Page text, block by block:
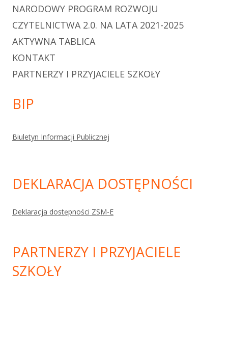
NARODOWY PROGRAM ROZWOJU
CZYTELNICTWA 2.0. NA LATA 2021-2025
AKTYWNA TABLICA
KONTAKT
PARTNERZY I PRZYJACIELE SZKOŁY
BIP
Biuletyn Informacji Publicznej
DEKLARACJA DOSTĘPNOŚCI
Deklaracja dostępności ZSM-E
PARTNERZY I PRZYJACIELE
SZKOŁY